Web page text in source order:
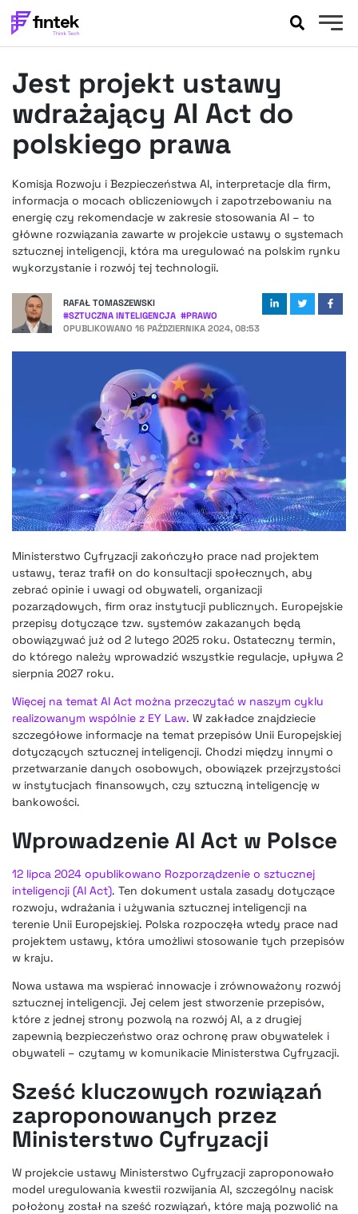
BANKOWOŚĆ
EVENTY
FELIETONY
WYWIADY
PODCASTY
FINTEKEXTRA
OKIEM EKSPERTA
Jest projekt ustawy
wdrażający AI Act do
polskiego prawa
Komisja Rozwoju i Bezpieczeństwa AI, interpretacje dla firm,
informacja o mocach obliczeniowych i zapotrzebowaniu na
energię czy rekomendacje w zakresie stosowania AI – to
główne rozwiązania zawarte w projekcie ustawy o systemach
sztucznej inteligencji, która ma uregulować na polskim rynku
wykorzystanie i rozwój tej technologii.
RAFAŁ TOMASZEWSKI
#SZTUCZNA INTELIGENCJA #PRAWO
OPUBLIKOWANO 16 PAŹDZIERNIKA 2024, 08:53
Ministerstwo Cyfryzacji zakończyło prace nad projektem
ustawy, teraz trafił on do konsultacji społecznych, aby
zebrać opinie i uwagi od obywateli, organizacji
pozarządowych, firm oraz instytucji publicznych. Europejskie
przepisy dotyczące tzw. systemów zakazanych będą
obowiązywać już od 2 lutego 2025 roku. Ostateczny termin,
do którego należy wprowadzić wszystkie regulacje, upływa 2
sierpnia 2027 roku.
Więcej na temat AI Act można przeczytać w naszym cyklu
realizowanym wspólnie z EY Law. W zakładce znajdziecie
szczegółowe informacje na temat przepisów Unii Europejskiej
dotyczących sztucznej inteligencji. Chodzi między innymi o
przetwarzanie danych osobowych, obowiązek przejrzystości
w instytucjach finansowych, czy sztuczną inteligencję w
bankowości.
Wprowadzenie AI Act w Polsce
12 lipca 2024 opublikowano Rozporządzenie o sztucznej
inteligencji (AI Act). Ten dokument ustala zasady dotyczące
rozwoju, wdrażania i używania sztucznej inteligencji na
terenie Unii Europejskiej. Polska rozpoczęła wtedy prace nad
projektem ustawy, która umożliwi stosowanie tych przepisów
w kraju.
Nowa ustawa ma wspierać innowacje i zrównoważony rozwój
sztucznej inteligencji. Jej celem jest stworzenie przepisów,
które z jednej strony pozwolą na rozwój AI, a z drugiej
zapewnią bezpieczeństwo oraz ochronę praw obywatelek i
obywateli – czytamy w komunikacie Ministerstwa Cyfryzacji.
Sześć kluczowych rozwiązań
zaproponowanych przez
Ministerstwo Cyfryzacji
W projekcie ustawy Ministerstwo Cyfryzacji zaproponowało
model uregulowania kwestii rozwijania AI, szczególny nacisk
położony został na sześć rozwiązań, które mają pozwolić na